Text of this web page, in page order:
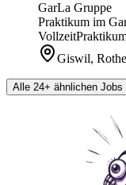
GarLa Gruppe
Praktikum im
Vollzeit
Giswil,
Alle 24+ ähnlichen Jobs